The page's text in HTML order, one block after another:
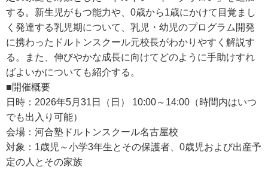
する。新生児がもつ能力や、0歳から1歳にかけて目覚まし
く発達する乳児期について、乳児・幼児のプログラム開発
に携わったドルトンスクール元校長がわかりやすく解説す
る。また、伸びやかな成長に向けてどのように手助けすれ
ばよいかについても紹介する。
■開催概要
日時：2026年5月31日（日） 10:00～14:00（時間内はいつ
でも出入り可能）
会場：河合塾ドルトンスクール名古屋校
対象：1歳児～小学3年生とその保護者、0歳児および出産予
定の人とその家族